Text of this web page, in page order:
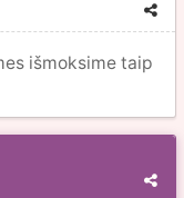
išmoksime taip